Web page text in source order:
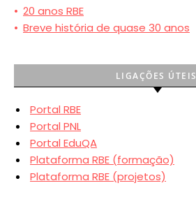
• 20 anos RBE
• Breve história de quase 30 anos
LIGAÇÕES ÚTEIS
Portal RBE
Portal PNL
Portal EduQA
Plataforma RBE (formação)
Plataforma RBE (projetos)